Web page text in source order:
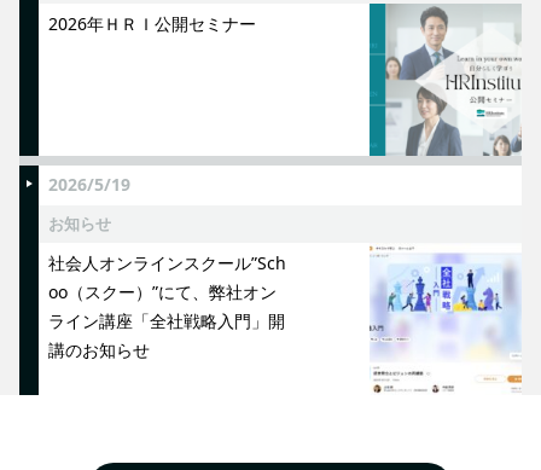
2026年ＨＲＩ公開セミナー
2026/5/19
お知らせ
社会人オンラインスクール”Sch
oo（スクー）”にて、弊社オン
ライン講座「全社戦略入門」開
講のお知らせ